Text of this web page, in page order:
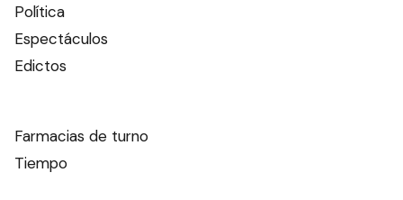
Política
Espectáculos
Edictos
Farmacias de turno
Tiempo